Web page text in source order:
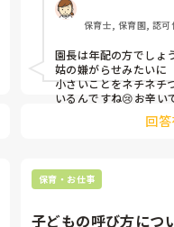
り詰めていたら園長に
んじゃ渡せない。向き
にして渡された人の気
にやって5分以内は正直
そういった感じで短め
なければ「本当は○時
分遅れてるから、、」
ます。無駄話もせず手も
また保護者からのクレ
保育士, 保育園, 認
園長は年配の方でしょ
姑の嫌がらせみたいに
小さいことをネチネチ
いるんですね😢お辛い
とれます。
ただ、1個1個みると、
だなと思いました。
回
保育・お仕事
子どもの呼び方につ